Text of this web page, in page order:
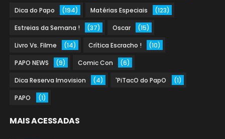
Dica do Papo (194) Matérias Especiais (123)
Estreias da Semana ! (37) Oscar (15)
Livro Vs. Filme (14) Crítica Escracho ! (10)
PAPO NEWS (9) Comic Con (6)
Dica Reserva Imovision (4) 'PiTacO do PapO (1)
PAPO (1)
MAIS ACESSADAS